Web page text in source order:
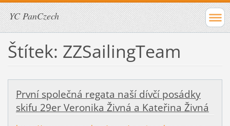
YC PanCzech
Štítek: ZZSailingTeam
První společná regata naší dívčí posádky
skifu 29er Veronika Živná a Kateřina Živná